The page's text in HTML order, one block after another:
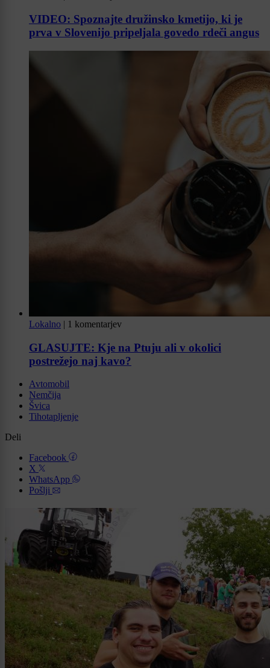
VIDEO: Spoznajte družinsko kmetijo, ki je
prva v Slovenijo pripeljala govedo rdeči angus
Lokalno | 1 komentarjev
GLASUJTE: Kje na Ptuju ali v okolici
postrežejo naj kavo?
Avtomobil
Nemčija
Švica
Tihotapljenje
Deli
Facebook
X
WhatsApp
Pošlji